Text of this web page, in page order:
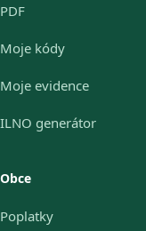
PDF
Moje kódy
Moje evidence
ILNO generátor
Obce
Poplatky